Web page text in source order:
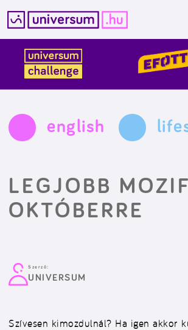
tartalomba
english
LEGJOBB
OKTÓBERRE
Szerző:
UNIVERSUM
Szívesen kimozdulnál? Ha igen akkor